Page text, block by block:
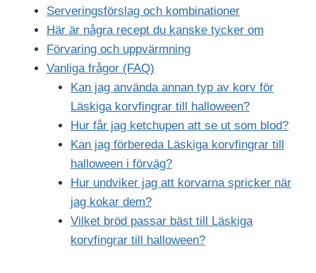
Serveringsförslag och kombinationer
Här är några recept du kanske tycker om
Förvaring och uppvärmning
Vanliga frågor (FAQ)
Kan jag använda annan typ av korv för
Läskiga korvfingrar till halloween?
Hur får jag ketchupen att se ut som blod?
Kan jag förbereda Läskiga korvfingrar till
halloween i förväg?
Hur undviker jag att korvarna spricker när
jag kokar dem?
Vilket bröd passar bäst till Läskiga
korvfingrar till halloween?